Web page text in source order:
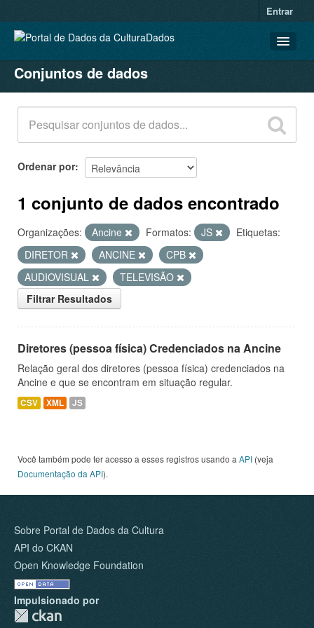
Entrar
CONJUNTOS DE DADOS
ORGANIZAÇÕES
GRUPOS
SOBRE
Conjuntos de dados
Ordenar por
1 conjunto de dados encontrado
Organizações: Ancine Formatos: JS
Etiquetas:
DIRETOR
ANCINE
CPB
AUDIOVISUAL
TELEVISÃO
Filtrar Resultados
Diretores (pessoa física) Credenciados na Ancine
Relação geral dos diretores (pessoa física) credenciados na
Ancine e que se encontram em situação regular.
CSV XML JS
Você também pode ter acesso a esses registros usando a API (veja
Documentação da API).
Sobre Portal de Dados da Cultura
API do CKAN
Open Knowledge Foundation
Impulsionado por